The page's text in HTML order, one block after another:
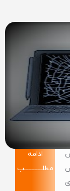
ادامه
مطلــــــــــــب